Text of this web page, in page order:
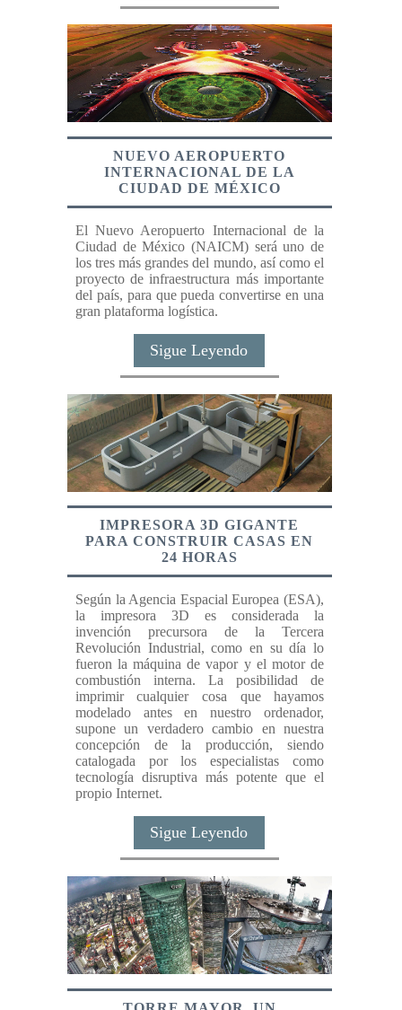
NUEVO AEROPUERTO
INTERNACIONAL DE LA
CIUDAD DE MÉXICO
El Nuevo Aeropuerto Internacional de la
Ciudad de México (NAICM) será uno de
los tres más grandes del mundo, así como el
proyecto de infraestructura más importante
del país, para que pueda convertirse en una
gran plataforma logística.
Sigue Leyendo
IMPRESORA 3D GIGANTE
PARA CONSTRUIR CASAS EN
24 HORAS
Según la Agencia Espacial Europea (ESA),
la impresora 3D es considerada la
invención precursora de la Tercera
Revolución Industrial, como en su día lo
fueron la máquina de vapor y el motor de
combustión interna. La posibilidad de
imprimir cualquier cosa que hayamos
modelado antes en nuestro ordenador,
supone un verdadero cambio en nuestra
concepción de la producción, siendo
catalogada por los especialistas como
tecnología disruptiva más potente que el
propio Internet.
Sigue Leyendo